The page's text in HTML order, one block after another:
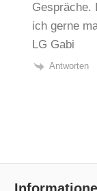
Gespräche.
ich gerne
LG Gabi
Antworten